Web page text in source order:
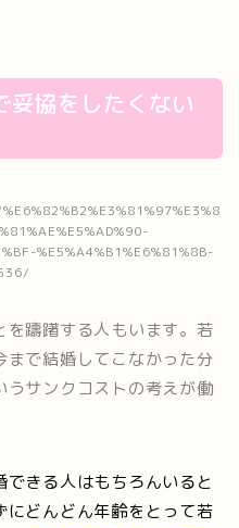
妥協をしたくない
%E5%A4%B1%E6%81%8B-
躊躇する人もいます。若
で結婚してこなかった分
サンクコストの考えが働
きる人はもちろんいると
どんどん年齢をとって若